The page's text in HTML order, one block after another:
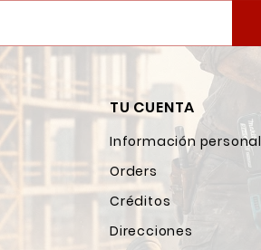
TU CUENTA
Información personal
Orders
Créditos
Direcciones